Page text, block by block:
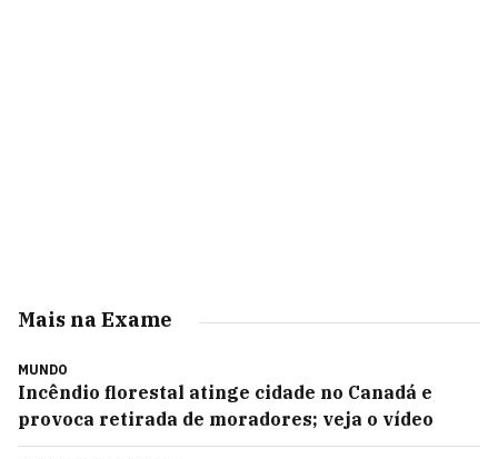
Mais na Exame
MUNDO
Incêndio florestal atinge cidade no Canadá e
provoca retirada de moradores; veja o vídeo